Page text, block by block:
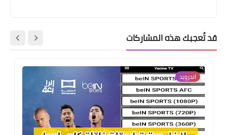
قد تُعجبك هذه المشاركات
اندرويد